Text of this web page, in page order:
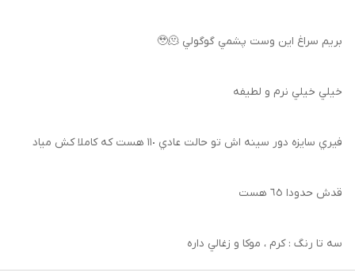
بريم سراغ اين وست پشمي گوگولي 🥹🫠
خيلي خيلي نرم و لطيفه
فيري سايزه دور سينه اش تو حالت عادي ١١٠ هست كه كاملا كش مياد
قدش حدودا ٦٥ هست
سه تا رنگ : كرم ، موكا و زغالي داره